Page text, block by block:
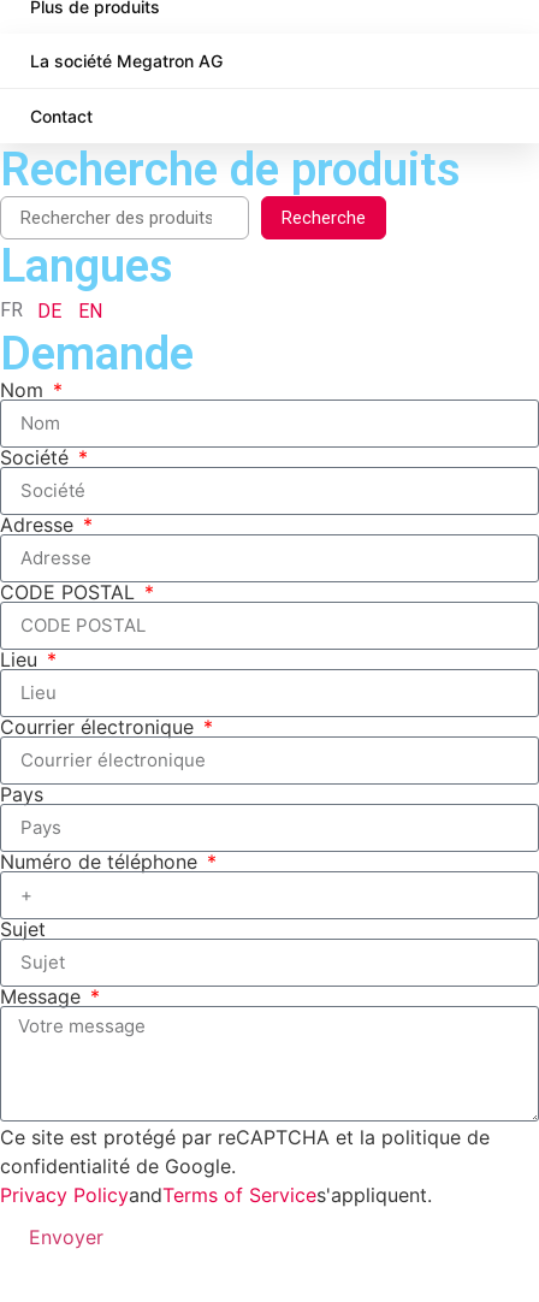
Plus de produits
La société Megatron AG
Contact
Recherche de produits
Recherche
Langues
FR DE EN
Demande
Nom
Société
Adresse
CODE POSTAL
Lieu
Courrier électronique
Pays
Numéro de téléphone
Sujet
Message
Ce site est protégé par reCAPTCHA et la politique de
confidentialité de Google.
Privacy PolicyandTerms of Services'appliquent.
Envoyer